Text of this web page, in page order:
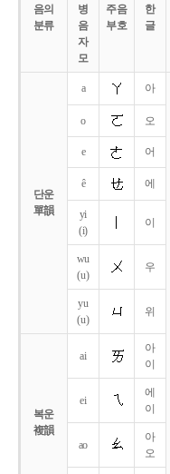
음의
분류
병
음
자
모
주음
부호
한
글
단운
單韻
a 아
o 오
e 어
ê 에
yi
(i)
이
wu
(u)
우
yu
(u)
위
복운
複韻
ai
아
이
ei
에
이
ao
아
오